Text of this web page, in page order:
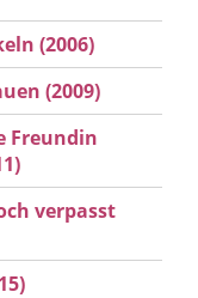
(2006)
(2009)
Freundin
verpasst